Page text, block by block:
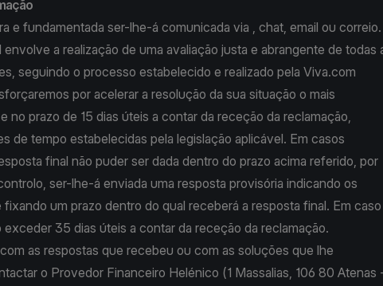
e fundamentada ser-lhe-á comunicada via , chat, email ou correio.
a realização de uma avaliação justa e abrangente de todas
seguindo o processo estabelecido e realizado pela Viva.com
por acelerar a resolução da sua situação o mais
no prazo de 15 dias úteis a contar da receção da reclamação,
de tempo estabelecidas pela legislação aplicável. Em casos
final não puder ser dada dentro do prazo acima referido, por
ser-lhe-á enviada uma resposta provisória indicando os
um prazo dentro do qual receberá a resposta final. Em caso
exceder 35 dias úteis a contar da receção da reclamação.
as respostas que recebeu ou com as soluções que lhe
o Provedor Financeiro Helénico (1 Massalias, 106 80 Atenas